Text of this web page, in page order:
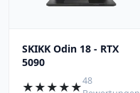
SKIKK Odin 18 - RTX
5090
★★★★★48